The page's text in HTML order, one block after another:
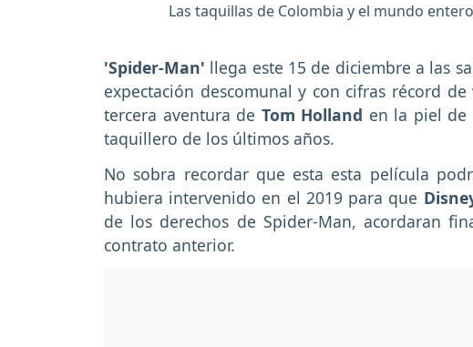
Las taquillas de Colombia y el mundo
'Spider-Man' llega este 15 de diciembre a las
expectación descomunal y con cifras récord
tercera aventura de Tom Holland en la piel de
taquillero de los últimos años.
No sobra recordar que esta esta película
hubiera intervenido en el 2019 para que
de los derechos de Spider-Man, acordaran
contrato anterior.